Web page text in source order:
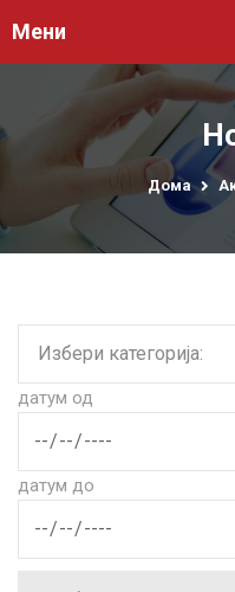
Мени
Дома
датум од
датум до